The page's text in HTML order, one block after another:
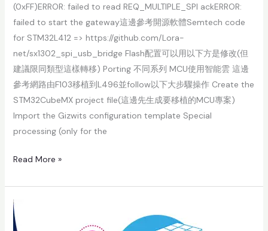
(0xFF)ERROR: failed to read REQ_MULTIPLE_SPI ackERROR:
failed to start the gateway這邊參考開源軟體Semtech code
for STM32L412 => https://github.com/Lora-
net/sx1302_spi_usb_bridge Flash配置可以用以下方是修改(但
建議限同類型這樣轉移) Porting 不同系列 MCU使用智能雲 這邊
參考網路由F103移植到L496並follow以下大步驟操作 Create the
STM32CubeMX project file(這邊先生成要移植的MCU專案)
Import the Gizwits configuration template Special
processing (only for the
Read More »
STM32Cube
Tool